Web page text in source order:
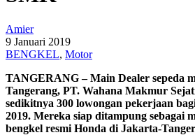
Amier
9 Januari 2019
BENGKEL, Motor
TANGERANG – Main Dealer sepeda
Tangerang, PT. Wahana Makmur
sedikitnya 300 lowongan pekerjaan
2019. Mereka siap ditampung sebagai
bengkel resmi Honda di Jakarta-